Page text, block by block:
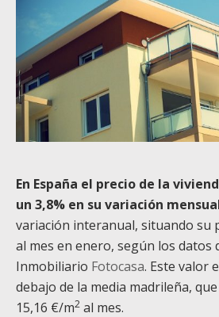
En España el precio de la
un 3,8% en su variación
variación interanual, situando su
al mes en enero, según los datos
Inmobiliario Fotocasa. Este valor
debajo de la media madrileña,
15,16 €/m2 al mes.